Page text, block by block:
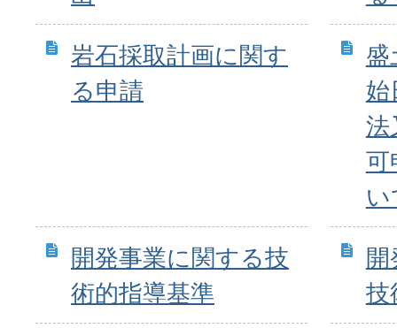
岩石採取計画に関す
る申請
盛
始
法
可
い
開発事業に関する技
術的指導基準
技